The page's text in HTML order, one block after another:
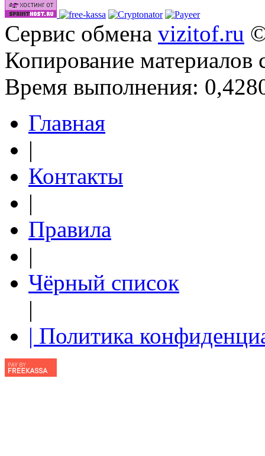
Сервис обмена vizitof.ru
Копирование материалов
Время выполнения:
Главная
|
Контакты
|
Правила
|
Чёрный список
|
| Политика